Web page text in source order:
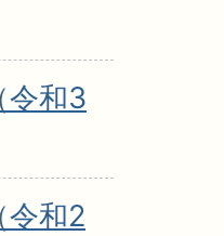
令和3
令和2